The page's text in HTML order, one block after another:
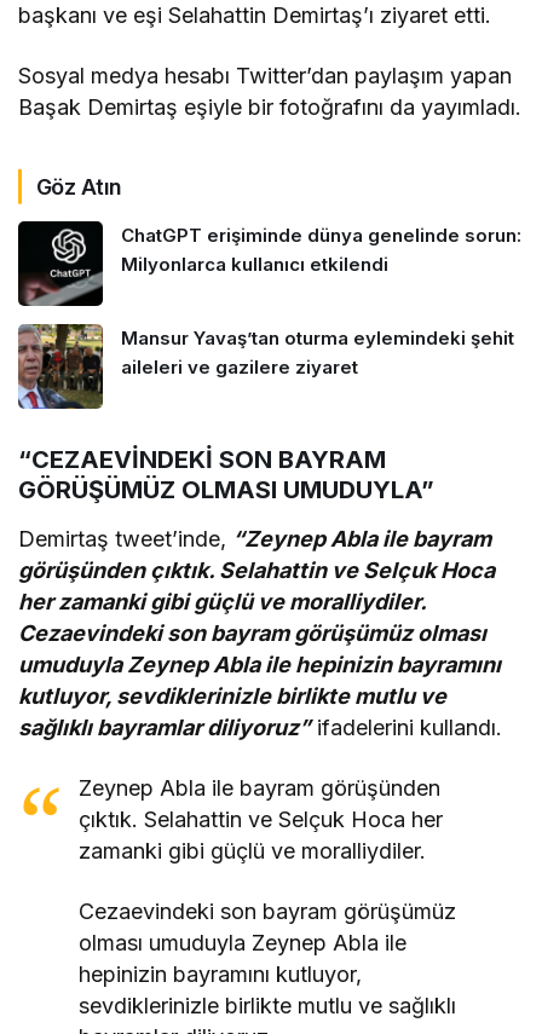
başkanı ve eşi Selahattin Demirtaş’ı ziyaret etti.
Sosyal medya hesabı Twitter’dan paylaşım yapan
Başak Demirtaş eşiyle bir fotoğrafını da yayımladı.
Göz Atın
ChatGPT erişiminde dünya genelinde sorun:
Milyonlarca kullanıcı etkilendi
Mansur Yavaş’tan oturma eylemindeki şehit
aileleri ve gazilere ziyaret
“CEZAEVİNDEKİ SON BAYRAM
GÖRÜŞÜMÜZ OLMASI UMUDUYLA”
Demirtaş tweet’inde, “Zeynep Abla ile bayram
görüşünden çıktık. Selahattin ve Selçuk Hoca
her zamanki gibi güçlü ve moralliydiler.
Cezaevindeki son bayram görüşümüz olması
umuduyla Zeynep Abla ile hepinizin bayramını
kutluyor, sevdiklerinizle birlikte mutlu ve
sağlıklı bayramlar diliyoruz”ifadelerini kullandı.
Zeynep Abla ile bayram görüşünden
çıktık. Selahattin ve Selçuk Hoca her
zamanki gibi güçlü ve moralliydiler.
Cezaevindeki son bayram görüşümüz
olması umuduyla Zeynep Abla ile
hepinizin bayramını kutluyor,
sevdiklerinizle birlikte mutlu ve sağlıklı